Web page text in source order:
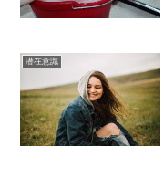
潜在意識